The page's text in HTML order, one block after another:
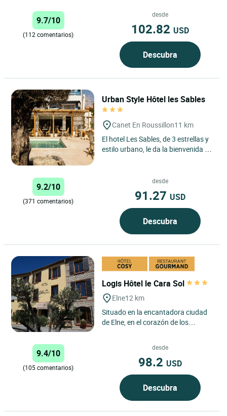
9.7/10
(112 comentarios)
desde
102.82 USD
Descubra
Urban Style Hôtel les Sables
Canet En Roussillon11 km
El hotel Les Sables, de 3 estrellas y
estilo urbano, le da la bienvenida a
9.2/10
(371 comentarios)
desde
91.27 USD
Descubra
Logis Hôtel le Cara Sol
Elne12 km
Situado en la encantadora ciudad
de Elne, en el corazón de los
9.4/10
(105 comentarios)
desde
98.2 USD
Descubra